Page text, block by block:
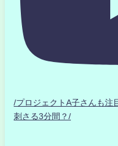
/プロジェクトA子さんも
刺さる3分間？/